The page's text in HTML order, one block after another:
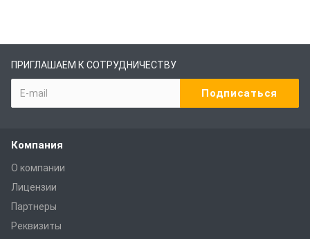
ПРИГЛАШАЕМ К СОТРУДНИЧЕСТВУ
Компания
О компании
Лицензии
Партнеры
Реквизиты